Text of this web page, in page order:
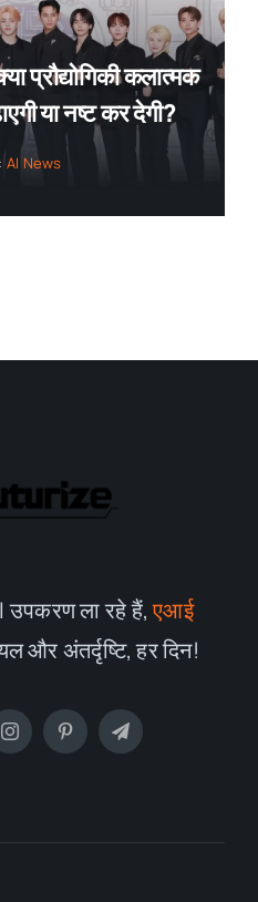
प्रौद्योगिकी कलात्मक
या नष्ट कर देगी?
AI News
उपकरण ला रहे हैं,एआई
और अंतर्दृष्टि, हर दिन!